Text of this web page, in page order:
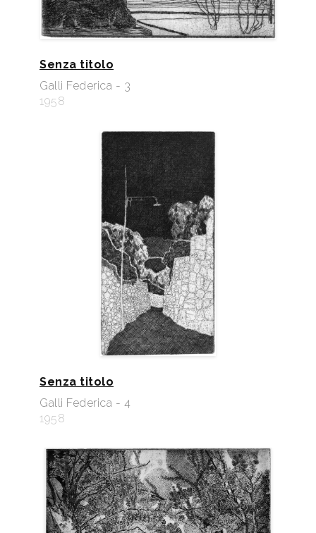
Senza titolo
Galli Federica - 3
1958
Senza titolo
Galli Federica - 4
1958